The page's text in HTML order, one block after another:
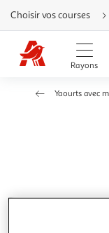
Aller
directement
au
contenu
Aller
directement
Aller
Choisir vos courses
Rayons
Yaourts avec